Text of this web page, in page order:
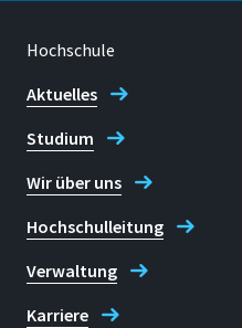
Sankt Augustin
Raum
E 237
Grantham-Allee 20
53757, Sankt Augustin
Hochschule
Aktuelles
Studium
Wir über uns
Hochschulleitung
Verwaltung
Karriere